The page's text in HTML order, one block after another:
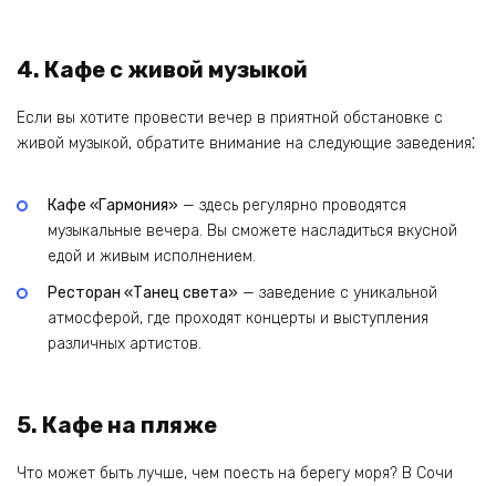
4. Кафе с живой музыкой
Если вы хотите провести вечер в приятной обстановке с
живой музыкой, обратите внимание на следующие заведения⁚
Кафе «Гармония» — здесь регулярно проводятся
музыкальные вечера. Вы сможете насладиться вкусной
едой и живым исполнением.
Ресторан «Танец света» — заведение с уникальной
атмосферой, где проходят концерты и выступления
различных артистов.
5. Кафе на пляже
Что может быть лучше, чем поесть на берегу моря? В Сочи